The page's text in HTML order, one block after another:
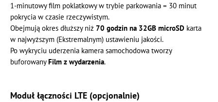
1-minutowy film poklatkowy w trybie parkowania = 30 minut
pokrycia w czasie rzeczywistym.
Obejmują okres dłuższy niż70 godzin na 32GB microSD karta
w najwyższym (Ekstremalnym) ustawieniu jakości.
Po wykryciu uderzenia kamera samochodowa tworzy
buforowanyFilm z wydarzenia.
Moduł łączności LTE (opcjonalnie)